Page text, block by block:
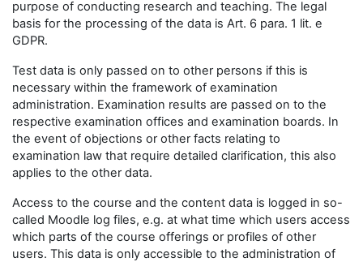
purpose of conducting research and teaching. The legal
basis for the processing of the data is Art. 6 para. 1 lit. e
GDPR.
Test data is only passed on to other persons if this is
necessary within the framework of examination
administration. Examination results are passed on to the
respective examination offices and examination boards. In
the event of objections or other facts relating to
examination law that require detailed clarification, this also
applies to the other data.
Access to the course and the content data is logged in so-
called Moodle log files, e.g. at what time which users access
which parts of the course offerings or profiles of other
users. This data is only accessible to the administration of